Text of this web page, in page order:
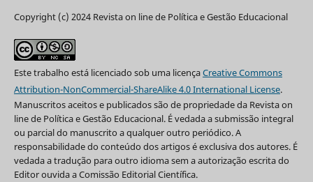
Copyright (c) 2024 Revista on line de Política e Gestão Educacional
Este trabalho está licenciado sob uma licençaCreative Commons
Attribution-NonCommercial-ShareAlike 4.0 International License.
Manuscritos aceitos e publicados são de propriedade da Revista on
line de Política e Gestão Educacional. É vedada a submissão integral
ou parcial do manuscrito a qualquer outro periódico. A
responsabilidade do conteúdo dos artigos é exclusiva dos autores. É
vedada a tradução para outro idioma sem a autorização escrita do
Editor ouvida a Comissão Editorial Científica.